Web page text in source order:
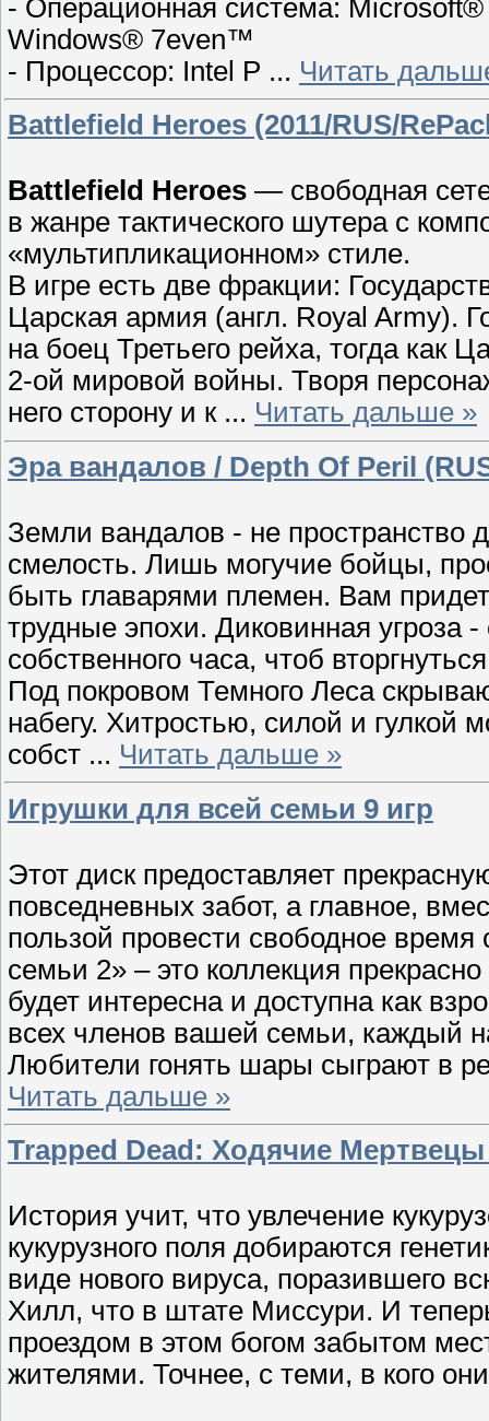
- Операционная система:
Windows® 7even™
- Процессор: Intel P ... Читать
Battlefield Heroes (2011/RUS/
Battlefield Heroes — свободная
в жанре тактического шутера с
«мультипликационном» стиле.
В игре есть две фракции:
Царская армия (англ. Royal Army).
на боец Третьего рейха, тогда как
2-ой мировой войны. Творя
него стоpону и к ... Читать дальше »
Эра вандалов / Depth Of Peril
Земли вандалов - не пространство
смелость. Лишь могучие бойцы,
быть главарями племен. Baм
трудные эпохи. Диковинная угроза
собственного часа, чтоб
Под покровом Темного Леса
набегу. Хитростью, силой и гулкой
собст ... Читать дальше »
Игрушки для всей семьи 9 игр
Этот диск предоставляет
повседневных забот, а главное,
пользой провести свободное
семьи 2» – это коллекция
будет интересна и доступна как
всех членов вашей семьи, каждый
Любители гонять шары сыграют в
Читать дальше »
Trapped Dead: Ходячие Мертвецы
История учит, что увлечение
кукурузного поля добираются
виде нового вируса, поразившего
Хилл, что в штате Миссури. И
проездом в этом богом забытом
жителями. Точнее, с теми, в кого